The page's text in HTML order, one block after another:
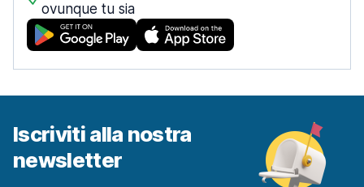
ovunque tu sia
Iscriviti alla nostra
newsletter